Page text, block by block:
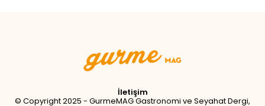
İletişim
© Copyright 2025 - GurmeMAG Gastronomi ve Seyahat Dergi,